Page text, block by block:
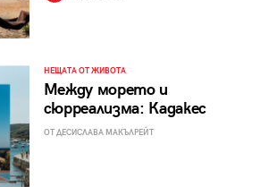
НЕЩАТА ОТ ЖИВОТА
Между морето и
сюрреализма: Кадакес
ОТ ДЕСИСЛАВА МАКЪЛРЕЙТ